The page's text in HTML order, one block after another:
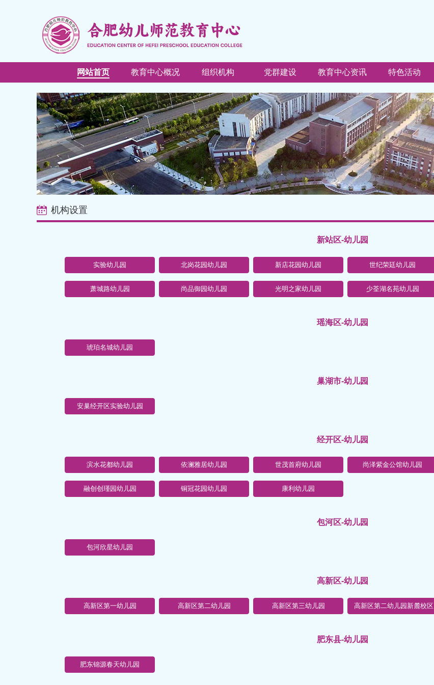
网站首页 教育中心概况 组织机构 党群建设 教育中心资讯 特色活动
机构设置
新站区-幼儿园
实验幼儿园 北岗花园幼儿园 新店花园幼儿园 世纪荣廷幼儿园
萧城路幼儿园 尚品御园幼儿园 光明之家幼儿园 少荃湖名苑幼儿园
瑶海区-幼儿园
琥珀名城幼儿园
巢湖市-幼儿园
安巢经开区实验幼儿园
经开区-幼儿园
滨水花都幼儿园 依澜雅居幼儿园 世茂首府幼儿园 尚泽紫金公馆幼儿园
融创创瑾园幼儿园 铜冠花园幼儿园 康利幼儿园
包河区-幼儿园
包河欣星幼儿园
高新区-幼儿园
高新区第一幼儿园 高新区第二幼儿园 高新区第三幼儿园 高新区第二幼儿园新麓校区
肥东县-幼儿园
肥东锦源春天幼儿园